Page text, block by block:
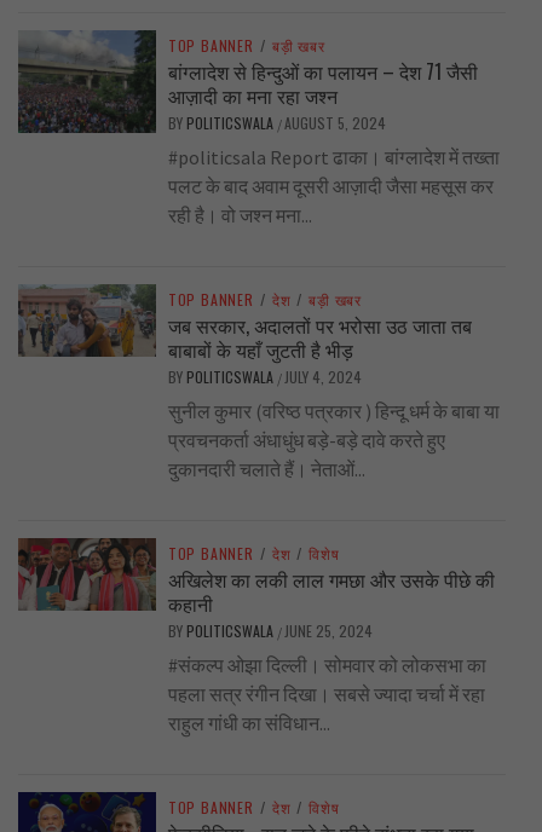
TOP BANNER / बड़ी खबर
बांग्लादेश से हिन्दुओं का पलायन – देश 71 जैसी
आज़ादी का मना रहा जश्न
BY POLITICSWALA /AUGUST 5, 2024
#politicsala Report ढाका। बांग्लादेश में तख्ता
पलट के बाद अवाम दूसरी आज़ादी जैसा महसूस कर
रही है। वो जश्न मना...
TOP BANNER / देश / बड़ी खबर
जब सरकार, अदालतों पर भरोसा उठ जाता तब
बाबाबों के यहाँ जुटती है भीड़
BY POLITICSWALA / JULY 4, 2024
सुनील कुमार (वरिष्ठ पत्रकार ) हिन्दू धर्म के बाबा या
प्रवचनकर्ता अंधाधुंध बड़े-बड़े दावे करते हुए
दुकानदारी चलाते हैं। नेताओं...
TOP BANNER / देश / विशेष
अखिलेश का लकी लाल गमछा और उसके पीछे की
कहानी
BY POLITICSWALA / JUNE 25, 2024
#संकल्प ओझा दिल्ली। सोमवार को लोकसभा का
पहला सत्र रंगीन दिखा। सबसे ज्यादा चर्चा में रहा
राहुल गांधी का संविधान...
TOP BANNER / देश / विशेष